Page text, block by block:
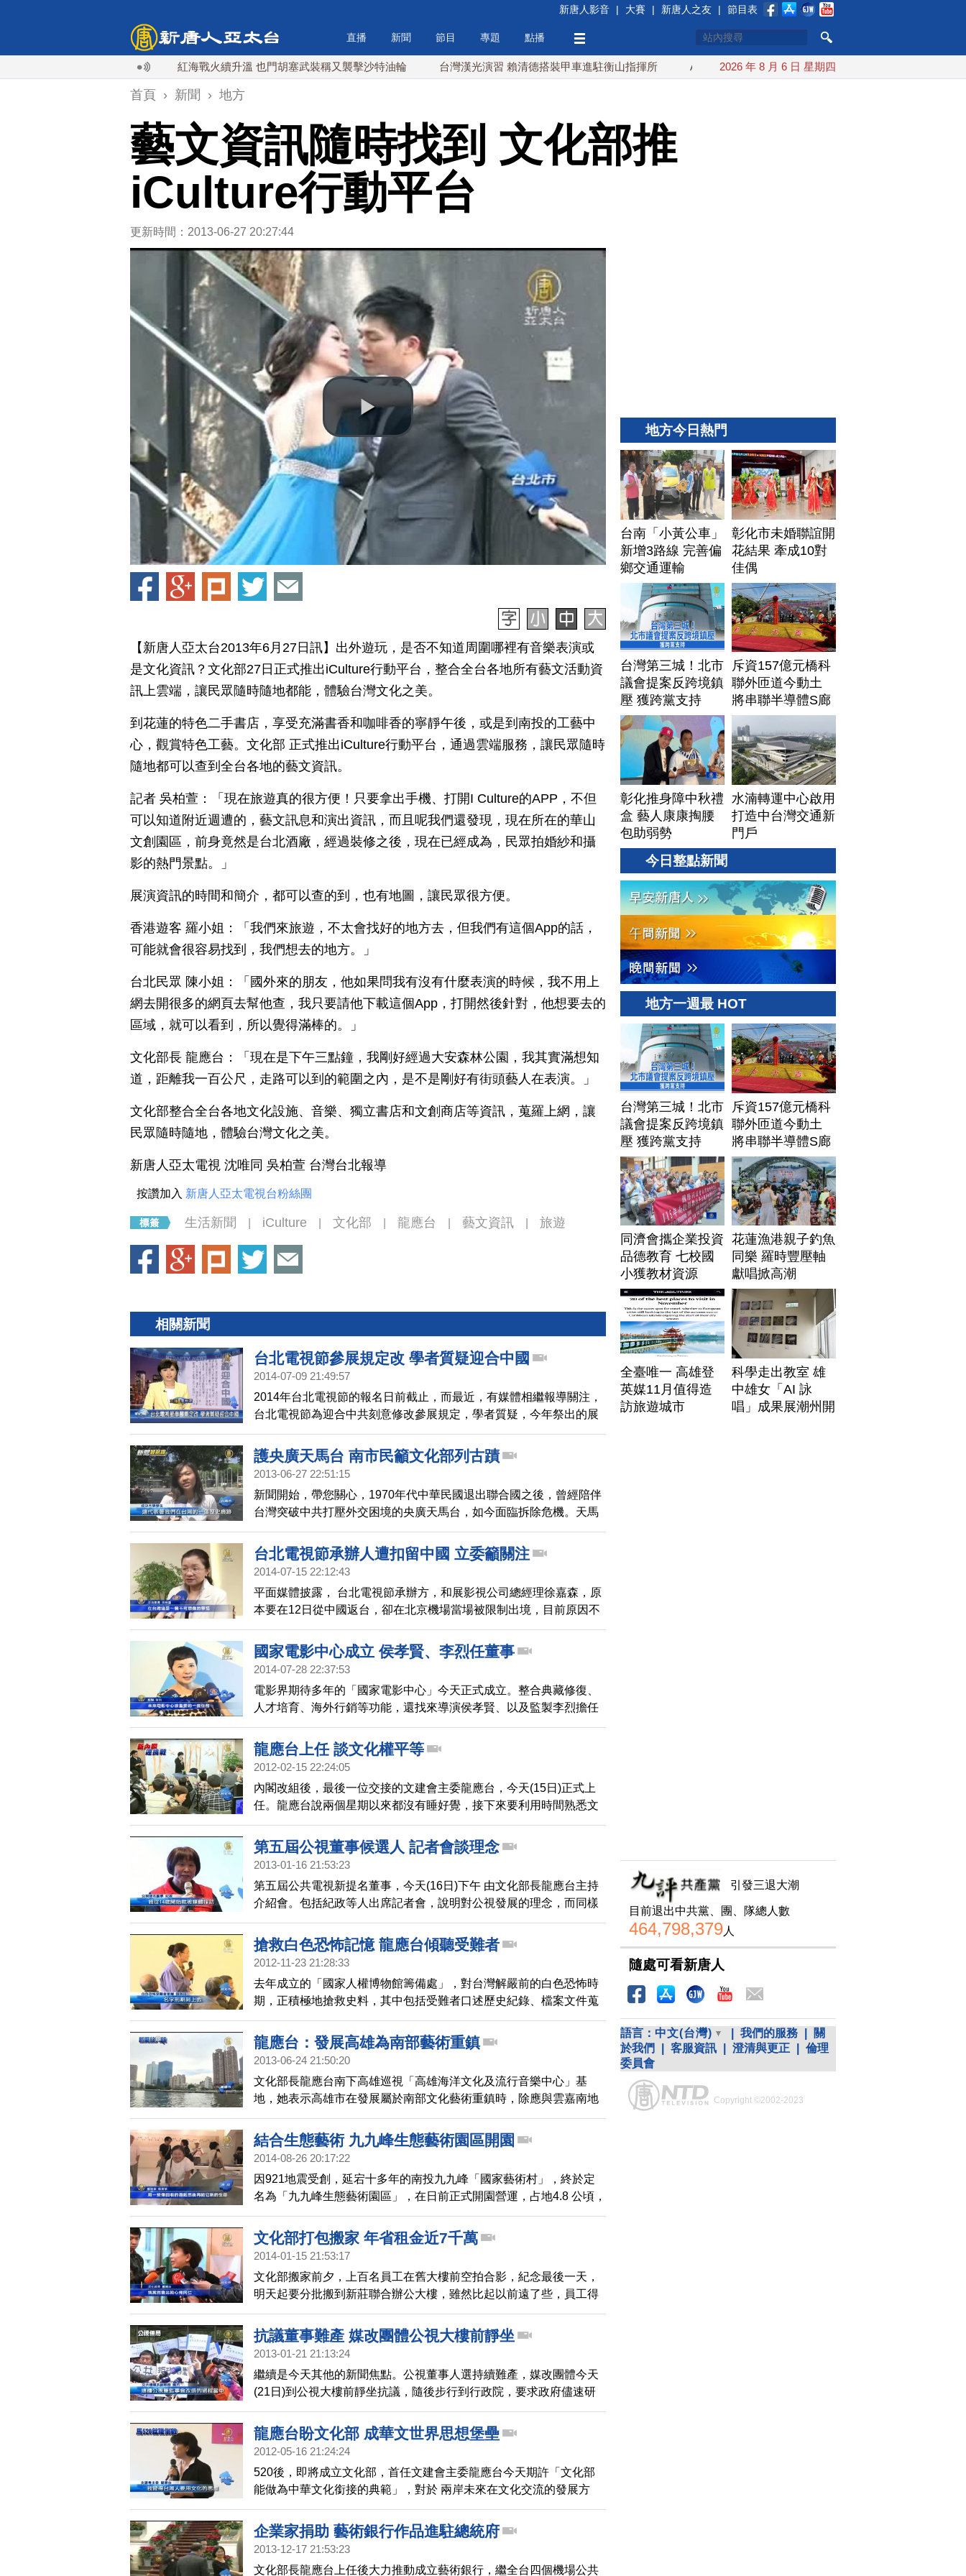
新唐人影音 | 大賽 | 新唐人之友 | 節目表
直播 新聞 節目 專題 點播
紅海戰火續升溫 也門胡塞武裝稱又襲擊沙特油輪 台灣漢光演習 賴清德搭裝甲車進駐衡山指揮所 AIT公開台美海巡合作 余茂春：東亞最重要局勢發展
2026 年 8 月 6 日 星期四
首頁 › 新聞 › 地方
藝文資訊隨時找到 文化部推
iCulture行動平台
更新時間：2013-06-27 20:27:44
【新唐人亞太台2013年6月27日訊】出外遊玩，是否不知道周圍哪裡有音樂表演或
是文化資訊？文化部27日正式推出iCulture行動平台，整合全台各地所有藝文活動資
訊上雲端，讓民眾隨時隨地都能，體驗台灣文化之美。
到花蓮的特色二手書店，享受充滿書香和咖啡香的寧靜午後，或是到南投的工藝中
心，觀賞特色工藝。文化部 正式推出iCulture行動平台，通過雲端服務，讓民眾隨時
隨地都可以查到全台各地的藝文資訊。
記者 吳柏萱：「現在旅遊真的很方便！只要拿出手機、打開I Culture的APP，不但
可以知道附近週遭的，藝文訊息和演出資訊，而且呢我們還發現，現在所在的華山
文創園區，前身竟然是台北酒廠，經過裝修之後，現在已經成為，民眾拍婚紗和攝
影的熱門景點。」
展演資訊的時間和簡介，都可以查的到，也有地圖，讓民眾很方便。
香港遊客 羅小姐：「我們來旅遊，不太會找好的地方去，但我們有這個App的話，
可能就會很容易找到，我們想去的地方。」
台北民眾 陳小姐：「國外來的朋友，他如果問我有沒有什麼表演的時候，我不用上
網去開很多的網頁去幫他查，我只要請他下載這個App，打開然後針對，他想要去的
區域，就可以看到，所以覺得滿棒的。」
文化部長 龍應台：「現在是下午三點鐘，我剛好經過大安森林公園，我其實滿想知
道，距離我一百公尺，走路可以到的範圍之內，是不是剛好有街頭藝人在表演。」
文化部整合全台各地文化設施、音樂、獨立書店和文創商店等資訊，蒐羅上網，讓
民眾隨時隨地，體驗台灣文化之美。
新唐人亞太電視 沈唯同 吳柏萱 台灣台北報導
按讚加入 新唐人亞太電視台粉絲團
生活新聞 iCulture 文化部 龍應台 藝文資訊 旅遊
相關新聞
台北電視節參展規定改 學者質疑迎合中國
2014-07-09 21:49:57
2014年台北電視節的報名日前截止，而最近，有媒體相繼報導關注，
台北電視節為迎合中共刻意修改參展規定，學者質疑，今年祭出的展
位資格審查，就是為了技術性攔阻報導中國真相的新唐人參展，迎合
中共的言論審查標準。
護央廣天馬台 南市民籲文化部列古蹟
2013-06-27 22:51:15
新聞開始，帶您關心，1970年代中華民國退出聯合國之後，曾經陪伴
台灣突破中共打壓外交困境的央廣天馬台，如今面臨拆除危機。天馬
台獨特的環狀幕形天線，不但在國際上獨一無二，而且覆蓋面積傲居
世界第一，台南當地民眾呼籲，天馬台是台灣珍貴的歷史痕跡和文化
資產，應該妥善保留。
台北電視節承辦人遭扣留中國 立委籲關注
2014-07-15 22:12:43
平面媒體披露， 台北電視節承辦方，和展影視公司總經理徐嘉森，原
本要在12日從中國返台，卻在北京機場當場被限制出境，目前原因不
明。外界認為，這跟徐嘉森是台北電視節承辦人的身分有關，立委也
因此呼籲各界關注，並質疑文化部修改參展規則，是行政干預文化。
國家電影中心成立 侯孝賢、李烈任董事
2014-07-28 22:37:53
電影界期待多年的「國家電影中心」今天正式成立。整合典藏修復、
人才培育、海外行銷等功能，還找來導演侯孝賢、以及監製李烈擔任
董事，兩人特別強調從小扎根培育電影人才，而知名演員徐楓也力
挺，直接捐款510萬，贊助經典電影「俠女」的修復。
龍應台上任 談文化權平等
2012-02-15 22:24:05
內閣改組後，最後一位交接的文建會主委龍應台，今天(15日)正式上
任。龍應台說兩個星期以來都沒有睡好覺，接下來要利用時間熟悉文
建會的業務，並表示文 化是台灣的核心國力，要做好文化建設，需要
時間，也希望各界給她更多支持。
第五屆公視董事候選人 記者會談理念
2013-01-16 21:53:23
第五屆公共電視新提名董事，今天(16日)下午 由文化部長龍應台主持
介紹會。包括紀政等人出席記者會，說明對公視發展的理念，而同樣
被提名的導演鈕承澤、作家侯文詠則是缺席沒有現身。
搶救白色恐怖記憶 龍應台傾聽受難者
2012-11-23 21:28:33
去年成立的「國家人權博物館籌備處」，對台灣解嚴前的白色恐怖時
期，正積極地搶救史料，其中包括受難者口述歷史紀錄、檔案文件蒐
集。文化部長龍應台週四(22日)與十多位白色恐怖時期的受難者及家
屬茶敘，傾聽他們的意見，希望為人權館的設置，提供參考方向。
龍應台：發展高雄為南部藝術重鎮
2013-06-24 21:50:20
文化部長龍應台南下高雄巡視「高雄海洋文化及流行音樂中心」基
地，她表示高雄市在發展屬於南部文化藝術重鎮時，除應與雲嘉南地
區合作，更需中央與地方的無縫合作，讓創意人才可以在地發展。
結合生態藝術 九九峰生態藝術園區開園
2014-08-26 20:17:22
因921地震受創，延宕十多年的南投九九峰「國家藝術村」，終於定
名為「九九峰生態藝術園區」，在日前正式開園營運，占地4.8 公頃，
帶您去看看。
文化部打包搬家 年省租金近7千萬
2014-01-15 21:53:17
文化部搬家前夕，上百名員工在舊大樓前空拍合影，紀念最後一天，
明天起要分批搬到新莊聯合辦公大樓，雖然比起以前遠了些，員工得
多花上一倍的交通時間，但一年能為國庫省下近七千萬租金，文化部
長龍應台還是開心的說，新莊我們來了。
抗議董事難產 媒改團體公視大樓前靜坐
2013-01-21 21:13:24
繼續是今天其他的新聞焦點。公視董事人選持續難產，媒改團體今天
(21日)到公視大樓前靜坐抗議，隨後步行到行政院，要求政府儘速研
擬修法，讓已經獲選的13席董事立刻就任，召開董事會，解決公視延
宕已久的問題。
龍應台盼文化部 成華文世界思想堡壘
2012-05-16 21:24:24
520後，即將成立文化部，首任文建會主委龍應台今天期許「文化部
能做為中華文化銜接的典範」，對於 兩岸未來在文化交流的發展方
向，龍應台表示，台灣人，要用文化的思維，文化的方法去保障兩岸
的和平。
企業家捐助 藝術銀行作品進駐總統府
2013-12-17 21:53:23
文化部長龍應台上任後大力推動成立藝術銀行，繼全台四個機場公共
地方今日熱門
台南「小黃公車」
新增3路線 完善偏
鄉交通運輸
彰化市未婚聯誼開
花結果 牽成10對
佳偶
台灣第三城！北市
議會提案反跨境鎮
壓 獲跨黨支持
斥資157億元橋科
聯外匝道今動土
將串聯半導體S廊
帶
彰化推身障中秋禮
盒 藝人康康掏腰
包助弱勢
水湳轉運中心啟用
打造中台灣交通新
門戶
今日整點新聞
地方一週最 HOT
台灣第三城！北市
議會提案反跨境鎮
壓 獲跨黨支持
斥資157億元橋科
聯外匝道今動土
將串聯半導體S廊
帶
同濟會攜企業投資
品德教育 七校國
小獲教材資源
花蓮漁港親子釣魚
同樂 羅時豐壓軸
獻唱掀高潮
全臺唯一 高雄登
英媒11月值得造
訪旅遊城市
科學走出教室 雄
中雄女「AI 詠
唱」成果展潮州開
引發三退大潮
目前退出中共黨、團、隊總人數
464,798,379人
隨處可看新唐人
語言： 中文(台灣) 我們的服務
關
於我們
客服資訊 澄清與更正
倫理
委員會
Copyright ©2002-2023